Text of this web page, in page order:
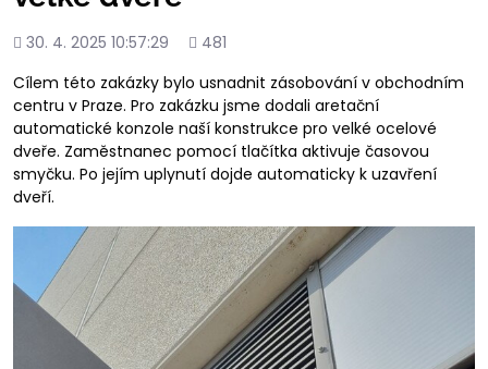
Přidáno
30. 4. 2025 10:57:29
Počet
481
Cílem této zakázky bylo usnadnit zásobování v obchodním
centru v Praze. Pro zakázku jsme dodali aretační
automatické konzole naší konstrukce pro velké ocelové
dveře. Zaměstnanec pomocí tlačítka aktivuje časovou
smyčku. Po jejím uplynutí dojde automaticky k uzavření
dveří.